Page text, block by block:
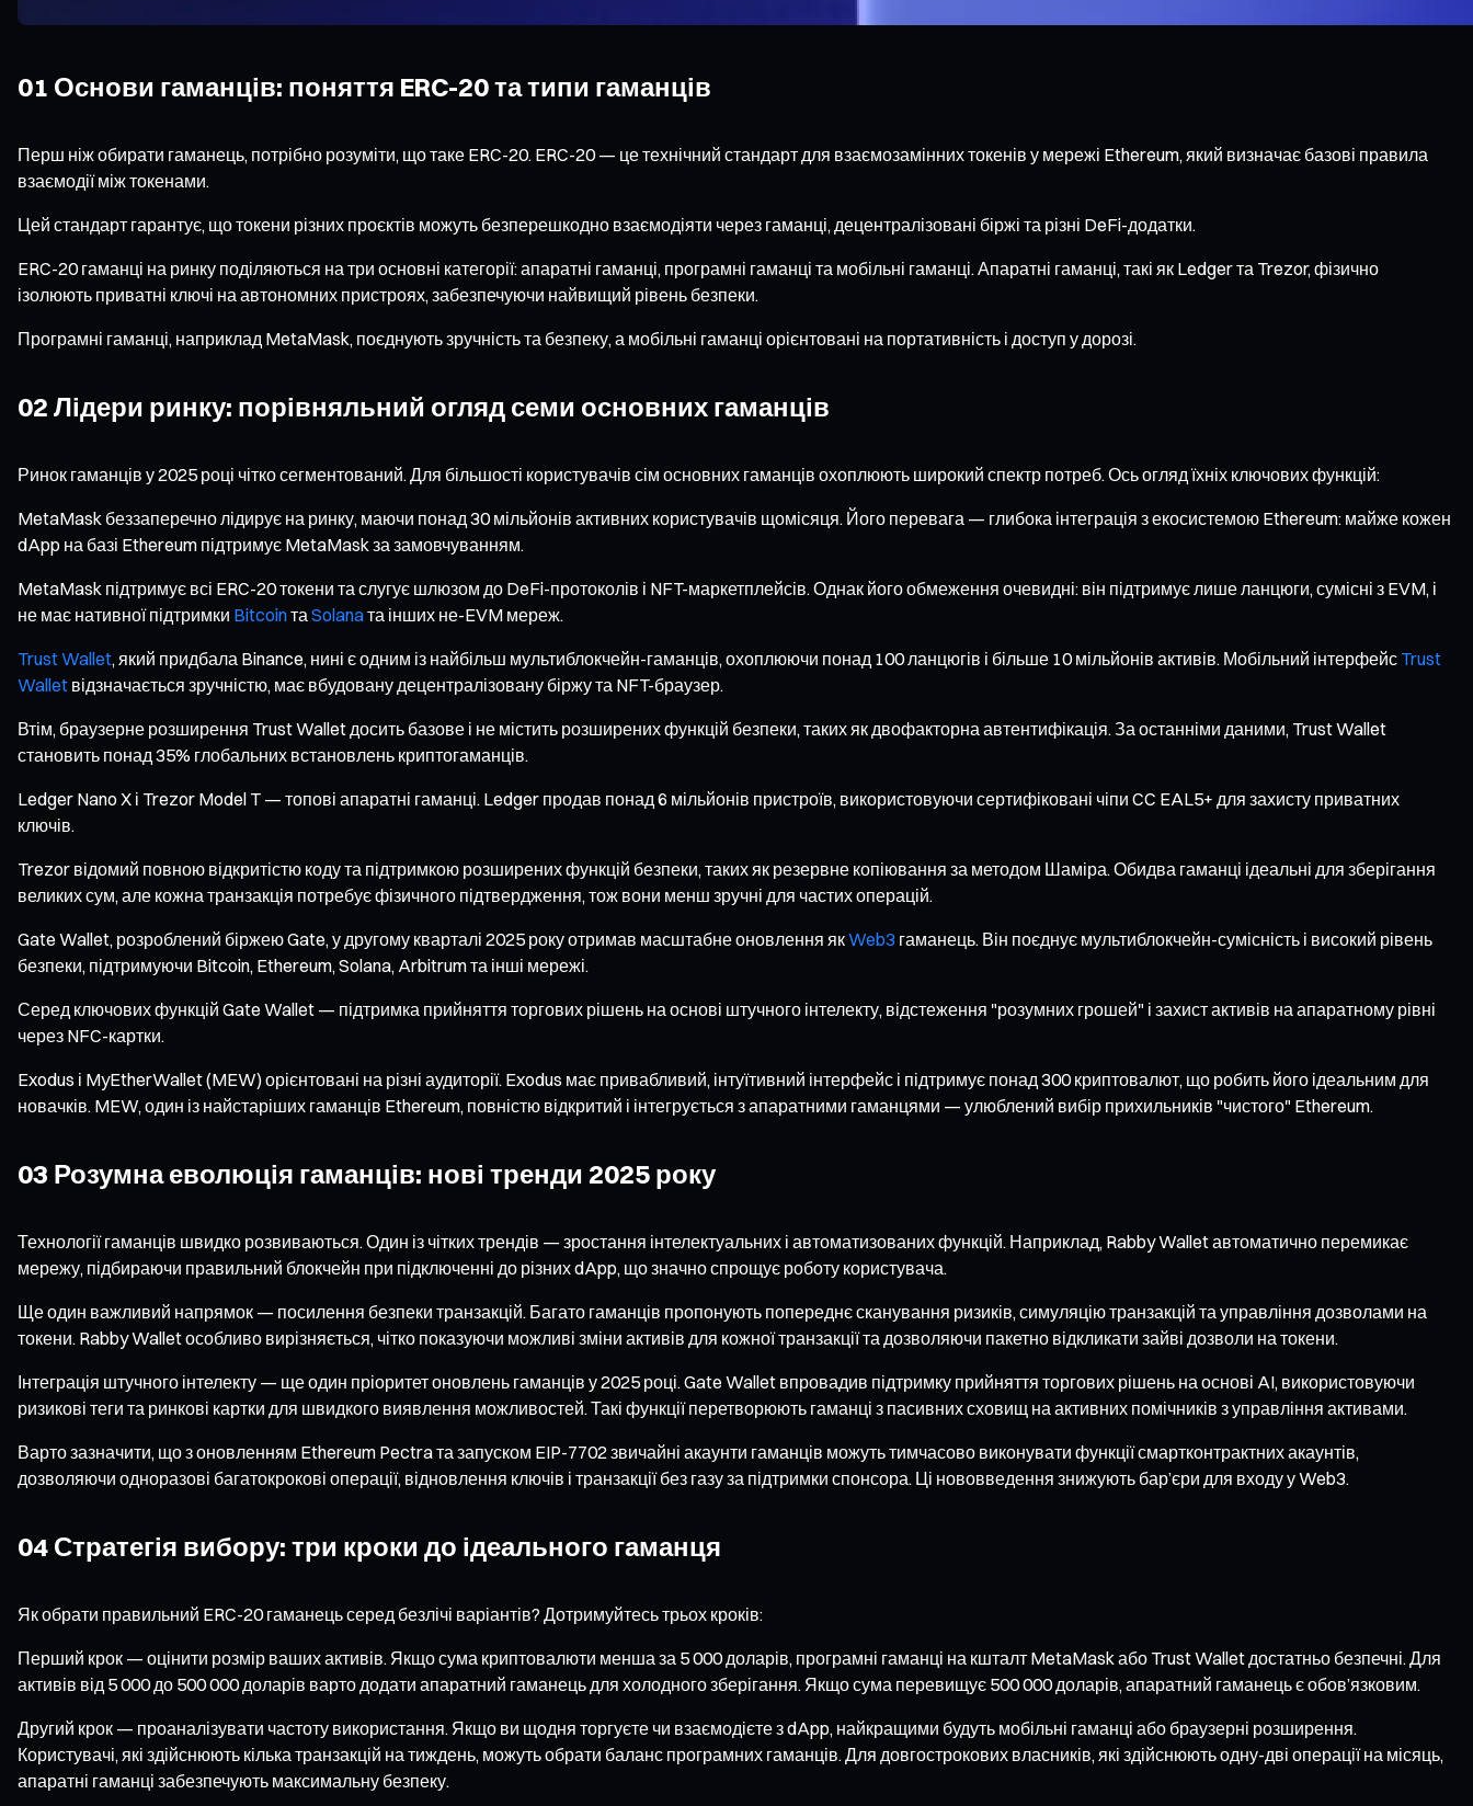
01 Основи гаманців: поняття ERC-20 та типи гаманців
Перш ніж обирати гаманець, потрібно розуміти, що таке ERC-20. ERC-20 — це технічний стандарт для взаємозамінних токенів у мережі Ethereum, який визначає базові правила
взаємодії між токенами.
Цей стандарт гарантує, що токени різних проєктів можуть безперешкодно взаємодіяти через гаманці, децентралізовані біржі та різні DeFi-додатки.
ERC-20 гаманці на ринку поділяються на три основні категорії: апаратні гаманці, програмні гаманці та мобільні гаманці. Апаратні гаманці, такі як Ledger та Trezor, фізично
ізолюють приватні ключі на автономних пристроях, забезпечуючи найвищий рівень безпеки.
Програмні гаманці, наприклад MetaMask, поєднують зручність та безпеку, а мобільні гаманці орієнтовані на портативність і доступ у дорозі.
02 Лідери ринку: порівняльний огляд семи основних гаманців
Ринок гаманців у 2025 році чітко сегментований. Для більшості користувачів сім основних гаманців охоплюють широкий спектр потреб. Ось огляд їхніх ключових функцій:
MetaMask беззаперечно лідирує на ринку, маючи понад 30 мільйонів активних користувачів щомісяця. Його перевага — глибока інтеграція з екосистемою Ethereum: майже кожен
dApp на базі Ethereum підтримує MetaMask за замовчуванням.
MetaMask підтримує всі ERC-20 токени та слугує шлюзом до DeFi-протоколів і NFT-маркетплейсів. Однак його обмеження очевидні: він підтримує лише ланцюги, сумісні з EVM, і
не має нативної підтримки Bitcoinта Solanaта інших не-EVM мереж.
Trust Wallet, який придбала Binance, нині є одним із найбільш мультиблокчейн-гаманців, охоплюючи понад 100 ланцюгів і більше 10 мільйонів активів. Мобільний інтерфейс Trust
Wallet відзначається зручністю, має вбудовану децентралізовану біржу та NFT-браузер.
Втім, браузерне розширення Trust Wallet досить базове і не містить розширених функцій безпеки, таких як двофакторна автентифікація. За останніми даними, Trust Wallet
становить понад 35% глобальних встановлень криптогаманців.
Ledger Nano X і Trezor Model T — топові апаратні гаманці. Ledger продав понад 6 мільйонів пристроїв, використовуючи сертифіковані чіпи CC EAL5+ для захисту приватних
ключів.
Trezor відомий повною відкритістю коду та підтримкою розширених функцій безпеки, таких як резервне копіювання за методом Шаміра. Обидва гаманці ідеальні для зберігання
великих сум, але кожна транзакція потребує фізичного підтвердження, тож вони менш зручні для частих операцій.
Gate Wallet, розроблений біржею Gate, у другому кварталі 2025 року отримав масштабне оновлення якWeb3 гаманець. Він поєднує мультиблокчейн-сумісність і високий рівень
безпеки, підтримуючи Bitcoin, Ethereum, Solana, Arbitrum та інші мережі.
Серед ключових функцій Gate Wallet — підтримка прийняття торгових рішень на основі штучного інтелекту, відстеження "розумних грошей" і захист активів на апаратному рівні
через NFC-картки.
Exodus і MyEtherWallet (MEW) орієнтовані на різні аудиторії. Exodus має привабливий, інтуїтивний інтерфейс і підтримує понад 300 криптовалют, що робить його ідеальним для
новачків. MEW, один із найстаріших гаманців Ethereum, повністю відкритий і інтегрується з апаратними гаманцями — улюблений вибір прихильників "чистого" Ethereum.
03 Розумна еволюція гаманців: нові тренди 2025 року
Технології гаманців швидко розвиваються. Один із чітких трендів — зростання інтелектуальних і автоматизованих функцій. Наприклад, Rabby Wallet автоматично перемикає
мережу, підбираючи правильний блокчейн при підключенні до різних dApp, що значно спрощує роботу користувача.
Ще один важливий напрямок — посилення безпеки транзакцій. Багато гаманців пропонують попереднє сканування ризиків, симуляцію транзакцій та управління дозволами на
токени. Rabby Wallet особливо вирізняється, чітко показуючи можливі зміни активів для кожної транзакції та дозволяючи пакетно відкликати зайві дозволи на токени.
Інтеграція штучного інтелекту — ще один пріоритет оновлень гаманців у 2025 році. Gate Wallet впровадив підтримку прийняття торгових рішень на основі AI, використовуючи
ризикові теги та ринкові картки для швидкого виявлення можливостей. Такі функції перетворюють гаманці з пасивних сховищ на активних помічників з управління активами.
Варто зазначити, що з оновленням Ethereum Pectra та запуском EIP-7702 звичайні акаунти гаманців можуть тимчасово виконувати функції смартконтрактних акаунтів,
дозволяючи одноразові багатокрокові операції, відновлення ключів і транзакції без газу за підтримки спонсора. Ці нововведення знижують бар’єри для входу у Web3.
04 Стратегія вибору: три кроки до ідеального гаманця
Як обрати правильний ERC-20 гаманець серед безлічі варіантів? Дотримуйтесь трьох кроків:
Перший крок — оцінити розмір ваших активів. Якщо сума криптовалюти менша за 5 000 доларів, програмні гаманці на кшталт MetaMask або Trust Wallet достатньо безпечні. Для
активів від 5 000 до 500 000 доларів варто додати апаратний гаманець для холодного зберігання. Якщо сума перевищує 500 000 доларів, апаратний гаманець є обов’язковим.
Другий крок — проаналізувати частоту використання. Якщо ви щодня торгуєте чи взаємодієте з dApp, найкращими будуть мобільні гаманці або браузерні розширення.
Користувачі, які здійснюють кілька транзакцій на тиждень, можуть обрати баланс програмних гаманців. Для довгострокових власників, які здійснюють одну-дві операції на місяць,
апаратні гаманці забезпечують максимальну безпеку.